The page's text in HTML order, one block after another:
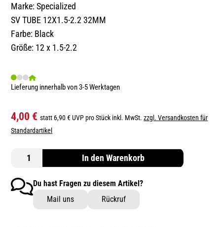
Marke: Specialized
SV TUBE 12X1.5-2.2 32MM
Farbe: Black
Größe: 12 x 1.5-2.2
Lieferung innerhalb von 3-5 Werktagen
4,00 €statt 6,90 € UVP pro Stück inkl. MwSt.zzgl. Versandkosten für
Standardartikel
In den Warenkorb
Du hast Fragen zu diesem Artikel?
Mail uns
Rückruf